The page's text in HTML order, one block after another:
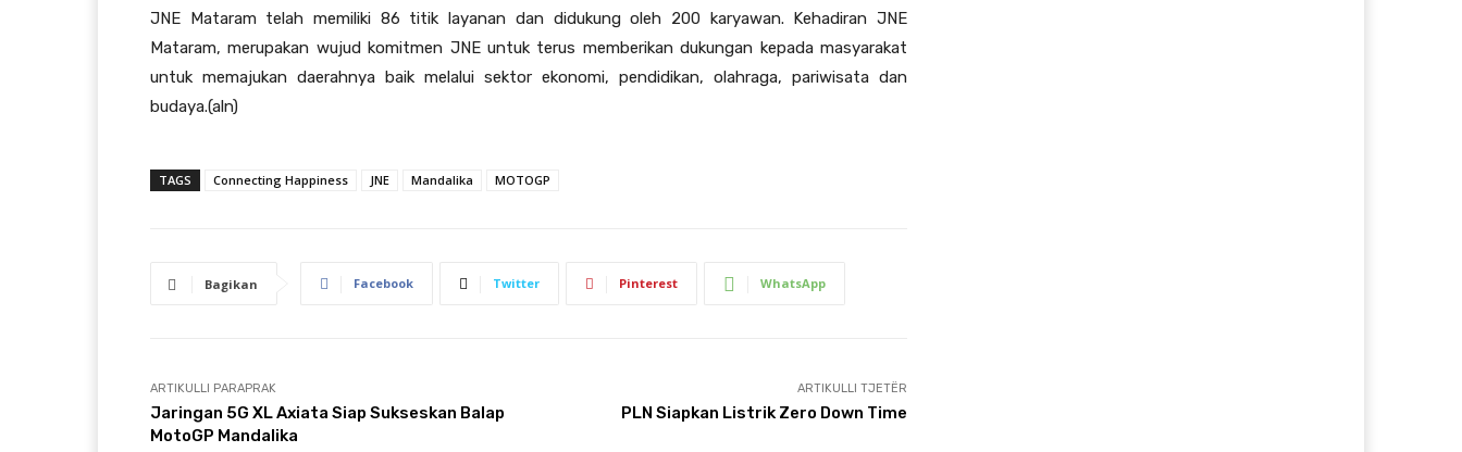
JNE Mataram telah memiliki 86 titik layanan dan didukung oleh 200 karyawan. Kehadiran JNE
Mataram, merupakan wujud komitmen JNE untuk terus memberikan dukungan kepada masyarakat
untuk memajukan daerahnya baik melalui sektor ekonomi, pendidikan, olahraga, pariwisata dan
budaya.(aln)
TAGS Connecting Happiness JNE Mandalika MOTOGP
Bagikan Facebook Twitter Pinterest WhatsApp
ARTIKULLI PARAPRAK
Jaringan 5G XL Axiata Siap Sukseskan Balap
MotoGP Mandalika
ARTIKULLI TJETËR
PLN Siapkan Listrik Zero Down Time